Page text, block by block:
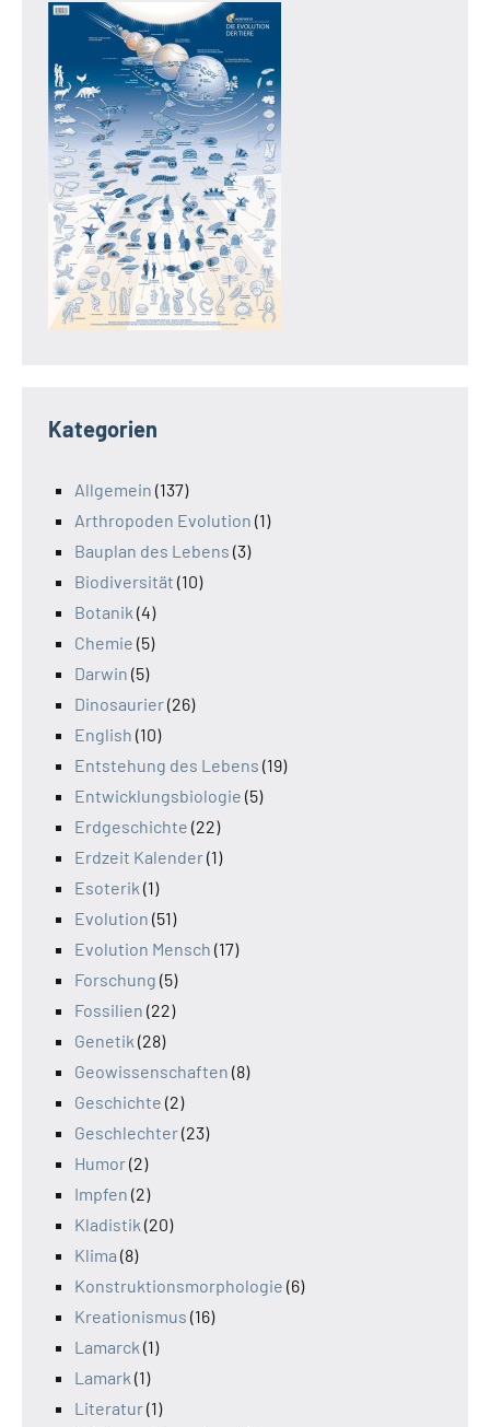
Kategorien
Allgemein (137)
Arthropoden Evolution (1)
Bauplan des Lebens (3)
Biodiversität (10)
Botanik (4)
Chemie (5)
Darwin (5)
Dinosaurier(26)
English (10)
Entstehung des Lebens (19)
Entwicklungsbiologie (5)
Erdgeschichte (22)
Erdzeit Kalender(1)
Esoterik (1)
Evolution (51)
Evolution Mensch (17)
Forschung (5)
Fossilien (22)
Genetik (28)
Geowissenschaften (8)
Geschichte (2)
Geschlechter(23)
Humor(2)
Impfen (2)
Kladistik (20)
Klima (8)
Konstruktionsmorphologie (6)
Kreationismus (16)
Lamarck (1)
Lamark (1)
Literatur(1)